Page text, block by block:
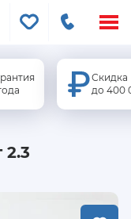
Скидка
до 400
2.3